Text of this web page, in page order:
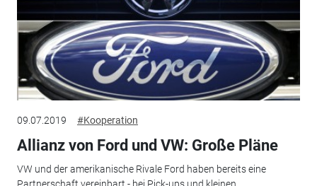
09.07.2019 #Kooperation
Allianz von Ford und VW: Große Pläne
VW und der amerikanische Rivale Ford haben bereits eine